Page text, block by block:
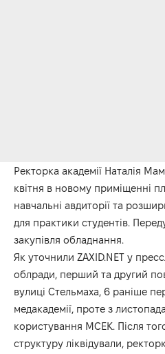
Ректорка академії Наталія
квітня в новому приміщенні
навчальні авдиторії та
для практики студентів.
закупівля обладнання.
Як уточнили ZAXID.NET у
облради, перший та другий
вулиці Стельмаха, 6 раніше
медакадемії, проте з
користування МСЕК. Після
структуру ліквідували,